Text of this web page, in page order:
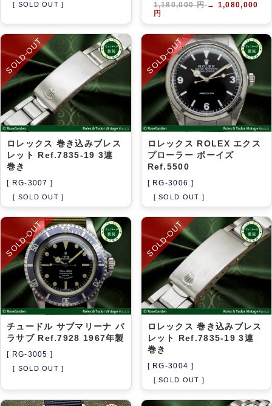
[ SOLD OUT ]
1,180,000 円→
1,080,000
円
SOLD-OUT
ロレックス 巻き込みブレス
レット Ref.7835-19 3連
巻き
[ RG-3007 ]
[ SOLD OUT ]
SOLD-OUT
ロレックス ROLEX エクス
プローラー ボーイズ
Ref.5500
[ RG-3006 ]
[ SOLD OUT ]
SOLD-OUT
チュードル サブマリーナ バ
ラサブ Ref.7928 1967年製
[ RG-3005 ]
[ SOLD OUT ]
SOLD-OUT
ロレックス 巻き込みブレス
レット Ref.7835-19 3連
巻き
[ RG-3004 ]
[ SOLD OUT ]